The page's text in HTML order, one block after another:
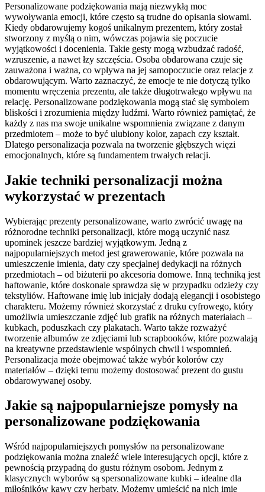
Personalizowane podziękowania mają niezwykłą moc
wywoływania emocji, które często są trudne do opisania słowami.
Kiedy obdarowujemy kogoś unikalnym prezentem, który został
stworzony z myślą o nim, wówczas pojawia się poczucie
wyjątkowości i docenienia. Takie gesty mogą wzbudzać radość,
wzruszenie, a nawet łzy szczęścia. Osoba obdarowana czuje się
zauważona i ważna, co wpływa na jej samopoczucie oraz relacje z
obdarowującym. Warto zaznaczyć, że emocje te nie dotyczą tylko
momentu wręczenia prezentu, ale także długotrwałego wpływu na
relację. Personalizowane podziękowania mogą stać się symbolem
bliskości i zrozumienia między ludźmi. Warto również pamiętać, że
każdy z nas ma swoje unikalne wspomnienia związane z danym
przedmiotem – może to być ulubiony kolor, zapach czy kształt.
Dlatego personalizacja pozwala na tworzenie głębszych więzi
emocjonalnych, które są fundamentem trwałych relacji.
Jakie techniki personalizacji można
wykorzystać w prezentach
Wybierając prezenty personalizowane, warto zwrócić uwagę na
różnorodne techniki personalizacji, które mogą uczynić nasz
upominek jeszcze bardziej wyjątkowym. Jedną z
najpopularniejszych metod jest grawerowanie, które pozwala na
umieszczenie imienia, daty czy specjalnej dedykacji na różnych
przedmiotach – od biżuterii po akcesoria domowe. Inną techniką jest
haftowanie, które doskonale sprawdza się w przypadku odzieży czy
tekstyliów. Haftowane imię lub inicjały dodają elegancji i osobistego
charakteru. Możemy również skorzystać z druku cyfrowego, który
umożliwia umieszczanie zdjęć lub grafik na różnych materiałach –
kubkach, poduszkach czy plakatach. Warto także rozważyć
tworzenie albumów ze zdjęciami lub scrapbooków, które pozwalają
na kreatywne przedstawienie wspólnych chwil i wspomnień.
Personalizacja może obejmować także wybór kolorów czy
materiałów – dzięki temu możemy dostosować prezent do gustu
obdarowywanej osoby.
Jakie są najpopularniejsze pomysły na
personalizowane podziękowania
Wśród najpopularniejszych pomysłów na personalizowane
podziękowania można znaleźć wiele interesujących opcji, które z
pewnością przypadną do gustu różnym osobom. Jednym z
klasycznych wyborów są spersonalizowane kubki – idealne dla
miłośników kawy czy herbaty. Możemy umieścić na nich imię